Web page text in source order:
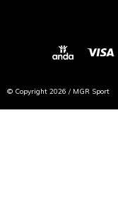
© Copyright 2026 / MGR Sport